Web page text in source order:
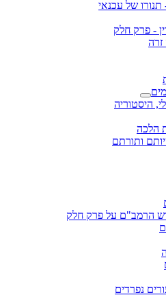
של עכנאי
- פרק חלק
היסטוריה
הלכה
ותורתם
הרמב"ם על פרק חלק
נפרדים